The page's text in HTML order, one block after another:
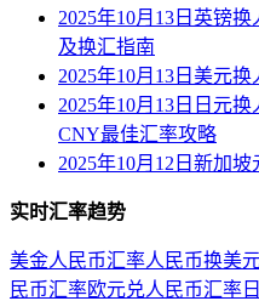
2025年10月13日英镑
及换汇指南
2025年10月13日美元
2025年10月13日日元
CNY最佳汇率攻略
2025年10月12日新加
实时汇率趋势
美金人民币汇率人民币换美
民币汇率欧元兑人民币汇率